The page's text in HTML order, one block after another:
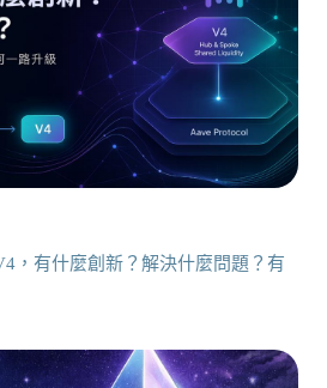
，有什麼創新？解決什麼問題？有